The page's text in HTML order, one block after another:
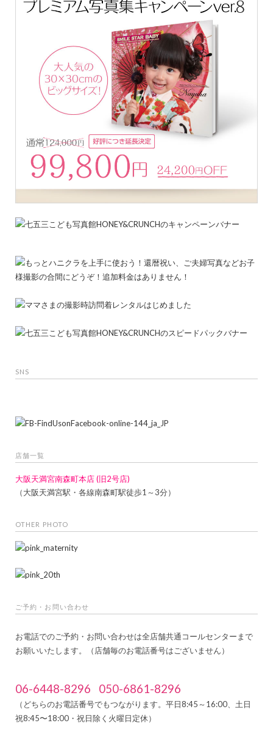
SNS
店舗一覧
大阪天満宮南森町本店 (旧2号店)
（大阪天満宮駅・各線南森町駅徒歩1～3分）
OTHER PHOTO
ご予約・お問い合わせ
お電話でのご予約・お問い合わせは全店舗共通コールセンターまで
お願いいたします。（店舗毎のお電話番号はございません）
06-6448-8296 050-6861-8296
（どちらのお電話番号でもつながります。平日8:45～16:00、土日
祝8:45〜18:00・祝日除く火曜日定休）